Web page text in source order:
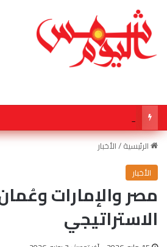
الرئيسية/الأخبار
الأخبار
مصر والإمارات
الاستراتيجي